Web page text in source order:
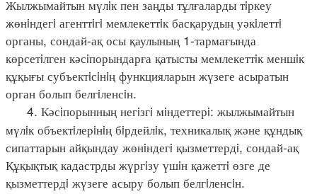
Жылжымайтын мүлiк пен заңды тұлғаларды тiркеу
жөнiндегi агенттiгi мемлекеттiк басқарудың уәкiлеттi
органы, сондай-ақ осы қаулының 1-тармағында
көрсетiлген кәсiпорындарға қатысты мемлекеттiк меншiк
құқығы субъектiсiнiң функцияларын жүзеге асыратын
орган болып белгiленсiн.
4. Кәсiпорынның негiзгi мiндеттерi: жылжымайтын
мүлiк объектiлерiнiң бiрдейлiк, техникалық және құндық
сипаттарын айқындау жөнiндегi қызметтердi, сондай-ақ
Құқықтық кадастрды жүргiзу үшiн қажеттi өзге де
қызметтердi жүзеге асыру болып белгiленсiн.